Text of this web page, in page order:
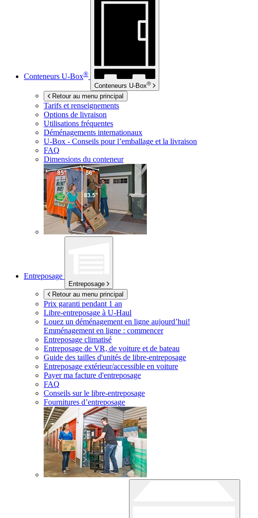
Conteneurs U-Box®
Conteneurs U-Box®
Retour au menu principal
Tarifs et renseignements
Options de livraison
Utilisations fréquentes
Déménagements internationaux
U-Box - Conseils pour l’emballage et la livraison
FAQ
Dimensions du conteneur
Entreposage
Entreposage
Retour au menu principal
Prix garanti pendant 1 an
Libre-entreposage à U-Haul
Louez un déménagement en ligne aujourd’hui!
Emménagement en ligne : commencer
Entreposage climatisé
Entreposage de VR, de voiture et de bateau
Guide des tailles d'unités de libre-entreposage
Entreposage extérieur/accessible en voiture
Payer ma facture d'entreposage
FAQ
Conseils sur le libre-entreposage
Fournitures d’entreposage